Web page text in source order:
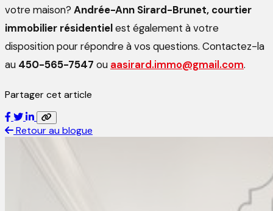
votre maison? Andrée-Ann Sirard-Brunet, courtier
immobilier résidentielest également à votre
disposition pour répondre à vos questions. Contactez-la
au 450-565-7547 ou aasirard.immo@gmail.com.
Partager cet article
Retour au blogue